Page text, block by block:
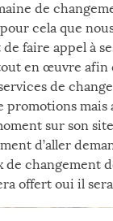
de
cela que
faire appel à
en œuvre afin
de
mais
sur son
d’aller
de changement
offert oui il